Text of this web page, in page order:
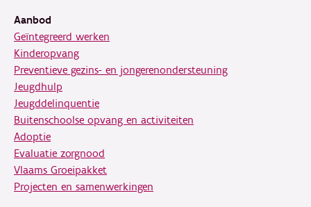
Aanbod
Geïntegreerd werken
Kinderopvang
Preventieve gezins- en jongerenondersteuning
Jeugdhulp
Jeugddelinquentie
Buitenschoolse opvang en activiteiten
Adoptie
Evaluatie zorgnood
Vlaams Groeipakket
Projecten en samenwerkingen